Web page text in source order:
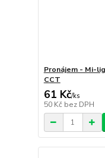
Pronájem - Mi-
CCT
61 Kč/ks
50 Kč bez DPH